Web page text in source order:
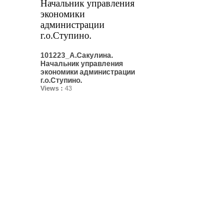
101223_А.Сакулина.
Начальник управления
экономики администрации
г.о.Ступино.
Views : 43